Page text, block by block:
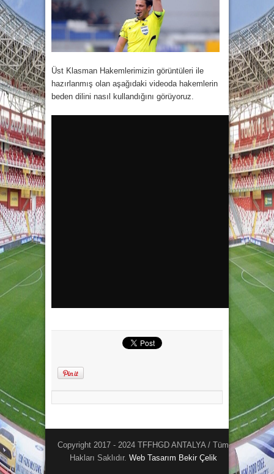
Üst Klasman Hakemlerimizin görüntüleri ile
hazırlanmış olan aşağıdaki videoda hakemlerin
beden dilini nasıl kullandığını görüyoruz.
Copyright 2017 - 2024 TFFHGD ANTALYA / Tüm
Hakları Saklıdır. Web Tasarım Bekir Çelik